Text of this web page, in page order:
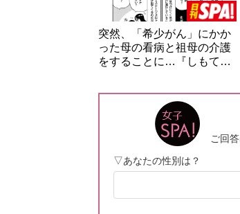
突然、「希少がん」にかか
った母の看病と祖母の介護
をすることに…『しもて…